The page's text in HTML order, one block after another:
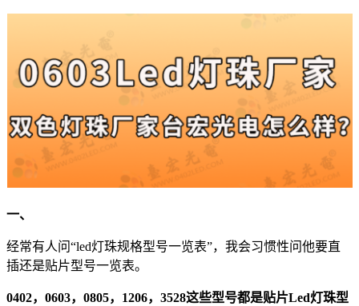
一、
经常有人问“led灯珠规格型号一览表”，我会习惯性问他要直
插还是贴片型号一览表。
0402，0603，0805，1206，3528这些型号都是贴片Led灯珠型